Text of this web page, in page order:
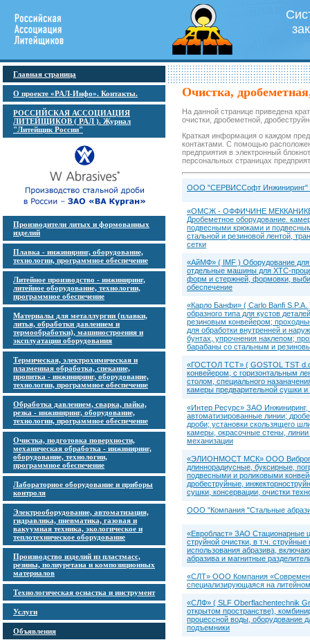
Главная страница
О проекте «РАЛ-Инфо». Контакты.
РОССИЙСКАЯ АССОЦИАЦИЯ
ЛИТЕЙЩИКОВ ( РАЛ ). Журнал
"Литейщик России"
Производители литых и формованных
изделий
Плавка - инжиниринг, оборудование,
технологии, программное обеспечение
Литейное производство - инжиниринг,
литейное оборудование, технологии,
программное обеспечение
Материалы для металлургии (плавки,
литья, обработки давлением и
термообработки), машиностроения и
эксплуатации оборудования
Термическая, электрохимическая и
плазменная обработка, спекание,
пропитка - инжиниринг, оборудование,
технологии, программное обеспечение
Обработка давлением, сварка, пайка,
резка - инжиниринг, оборудование,
технологии, программное обеспечение
Очистка, подготовка поверхности,
механическая обработка - инжиниринг,
оборудование, технологии,
программное обеспечение
Лабораторное оборудование и приборы
контроля
Электрооборудование, автоматизация,
гидравлика, пневматика, газовая и
вакуумная техника, экологическое и
теплотехническое оборудование
Производство изделий из пластмасс,
резины, полиуретана и композиционных
материалов
Технологическая оснастка и инструмент
Услуги
Объявления
Очистка,
На данной странице приведена
очистки, дробеметной,
Краткая информация о каждом
контактами. С помощью
предприятия в электронный
персональных страницах
ООО "СЕРВИССофт Инжиниринг"
«ОМСЖ - ОФФИЧИНЕ МЕККАНИКЕ
Дробеметное оборудование.
подвесными крюками и
стальной и резиновой лентой,
сетки
«АйМФ» ( IMF ) Оборудование для
отдельные машины для ХТС-
форм и стержней, формовки,
обеспечение
«Карло Банфи» ( Carlo Banfi S.P.A.
образного типа для кустов
резиновым конвейером;
для обработки внутренней и
бунтах, упрочнения наклепом;
барабаны со стальным и
«ГОСТОЛ ТСТ» ( GOSTOL TST
конвейером, с горизонтальным
столом, специального
камеры предварительной сушки
«Интер Ресурс» ЗАО Инжиниринг,
автоматизированные линии;
дроби; установки скользящего
камеры, окрасочные стены, линии
механизации
«ЭЛИОНМОСТ МСК» ООО
длиннорадиусные, буксирные,
подвесными и роликовыми
дробеструйные,
сушки, консервации, очистки
ООО "Компания "Стальные
«Евробласт» ЗАО Стационарные
струйной очистки, в т.ч.
использования абразива,
абразива и магнитные
«СЛТ» ООО Компания
специализирующаяся на
«СЛФ» ( SLF Oberflachentechnik
открытом пространстве),
процессной воды, оборудование
подъемники